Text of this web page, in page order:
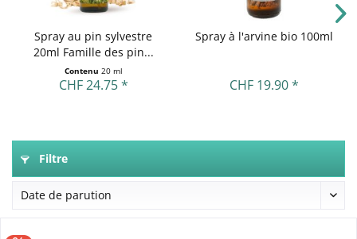
Spray au pin sylvestre
20ml Famille des pin...
Contenu 20 ml
CHF 24.75 *
Spray à l'arvine bio 100ml
CHF 19.90 *
Filtre